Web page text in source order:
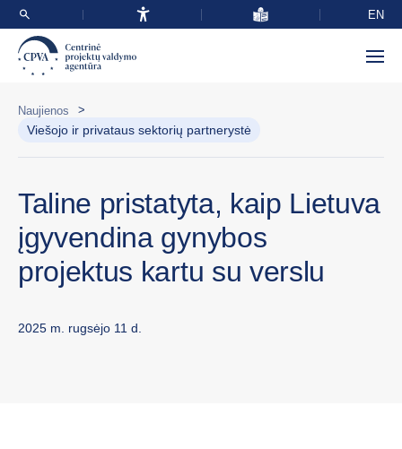
EN
Naujienos >
Viešojo ir privataus sektorių partnerystė
Taline pristatyta, kaip Lietuva
įgyvendina gynybos
projektus kartu su verslu
2025 m. rugsėjo 11 d.